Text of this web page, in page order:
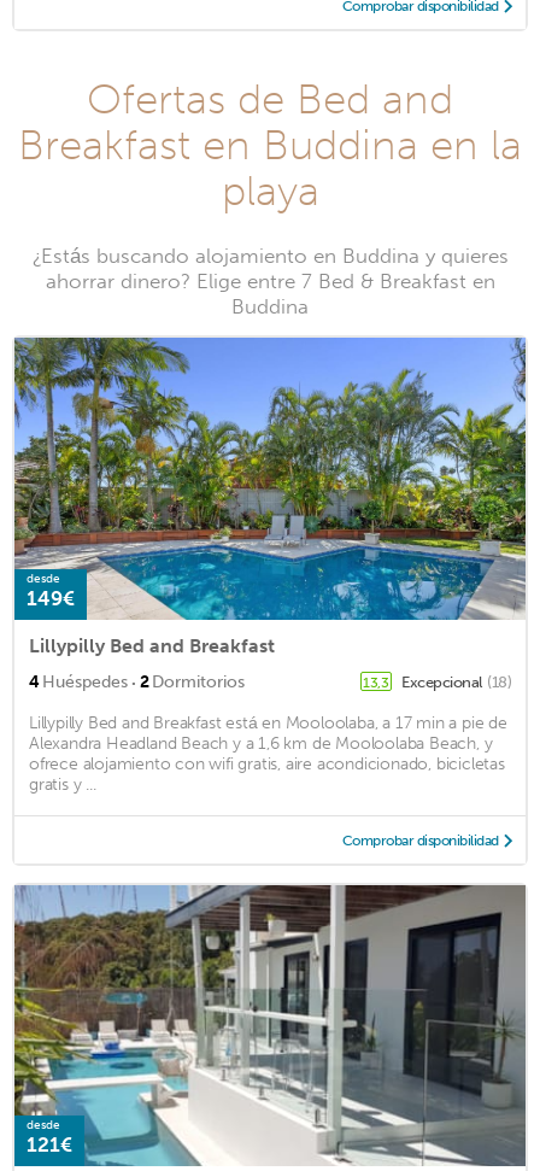
Comprobar disponibilidad
Ofertas de Bed and
Breakfast en Buddina en la
playa
¿Estás buscando alojamiento en Buddina y quieres
ahorrar dinero? Elige entre 7 Bed & Breakfast en
Buddina
desde
149€
Lillypilly Bed and Breakfast
4Huéspedes · 2Dormitorios 13,3 Excepcional (18)
Lillypilly Bed and Breakfast está en Mooloolaba, a 17 min a pie de
Alexandra Headland Beach y a 1,6 km de Mooloolaba Beach, y
ofrece alojamiento con wifi gratis, aire acondicionado, bicicletas
gratis y ...
Comprobar disponibilidad
desde
121€